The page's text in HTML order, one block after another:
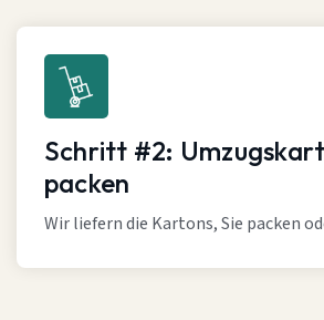
Schritt #2:
packen
Wir liefern die Kartons, Sie packen